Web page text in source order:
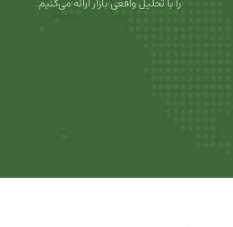
را با تحلیل واقعی بازار ارائه می‌کنیم.